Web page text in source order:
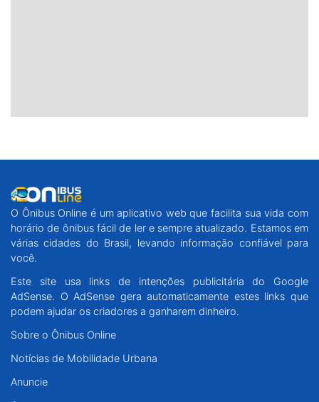
O Ônibus Online é um aplicativo web que facilita sua vida com
horário de ônibus fácil de ler e sempre atualizado. Estamos em
várias cidades do Brasil, levando informação confiável para
você.
Este site usa links de intenções publicitária do Google
AdSense. O AdSense gera automaticamente estes links que
podem ajudar os criadores a ganharem dinheiro.
Sobre o Ônibus Online
Notícias de Mobilidade Urbana
Anuncie